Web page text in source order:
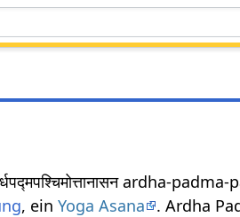
ardha-
, einYoga Asana
. Ardha